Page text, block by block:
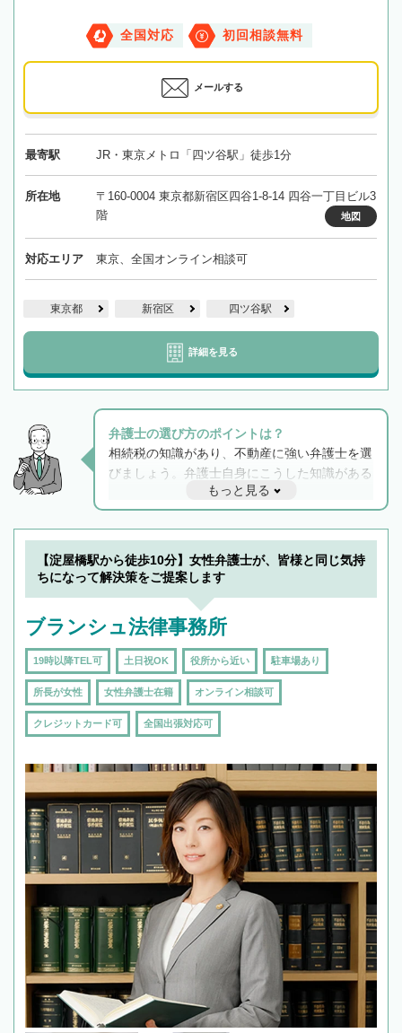
全国対応 初回相談無料
メールする
最寄駅 JR・東京メトロ「四ツ谷駅」徒歩1分
所在地
〒160-0004 東京都新宿区四谷1-8-14 四谷一丁目ビル3
階
地図
対応エリア 東京、全国オンライン相談可
東京都 新宿区 四ツ谷駅
詳細を見る
弁護士の選び方のポイントは？
相続税の知識があり、不動産に強い弁護士を選
びましょう。弁護士自身にこうした知識がある
と他士業との連携もスムーズに進み、トラブル
解決のみならず相続をトータルで任せることが
できます。また、相続は感情がからむ分野なの
でフィーリングも重要です。実際に電話や面談
で複数の弁護士と会話をしてウマが合う方に依
もっと見る
【淀屋橋駅から徒歩10分】女性弁護士が、皆様と同じ気持
ちになって解決策をご提案します
ブランシュ法律事務所
19時以降TEL可 土日祝OK 役所から近い 駐車場あり
所長が女性 女性弁護士在籍 オンライン相談可
クレジットカード可 全国出張対応可